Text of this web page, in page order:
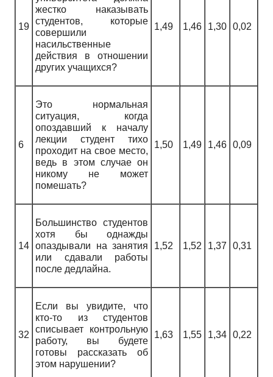
19
жестко наказывать
студентов, которые
совершили
насильственные
действия в отношении
других учащихся?
1,49 1,46 1,30 0,02
6
Это нормальная
ситуация, когда
опоздавший к началу
лекции студент тихо
проходит на свое место,
ведь в этом случае он
никому не может
помешать?
1,50 1,49 1,46 0,09
14
Большинство студентов
хотя бы однажды
опаздывали на занятия
или сдавали работы
после дедлайна.
1,52 1,52 1,37 0,31
32
Если вы увидите, что
кто-то из студентов
списывает контрольную
работу, вы будете
готовы рассказать об
этом нарушении?
1,63 1,55 1,34 0,22